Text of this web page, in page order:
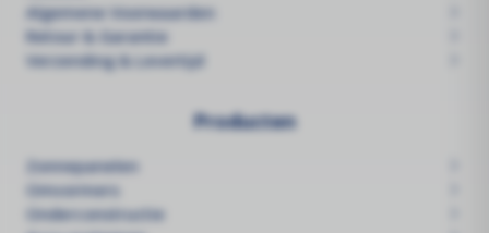
Algemene Voorwaarden
Retour & Garantie
Verzending & Levertijd
Producten
Zonnepanelen
Omvormers
Onderconstructie